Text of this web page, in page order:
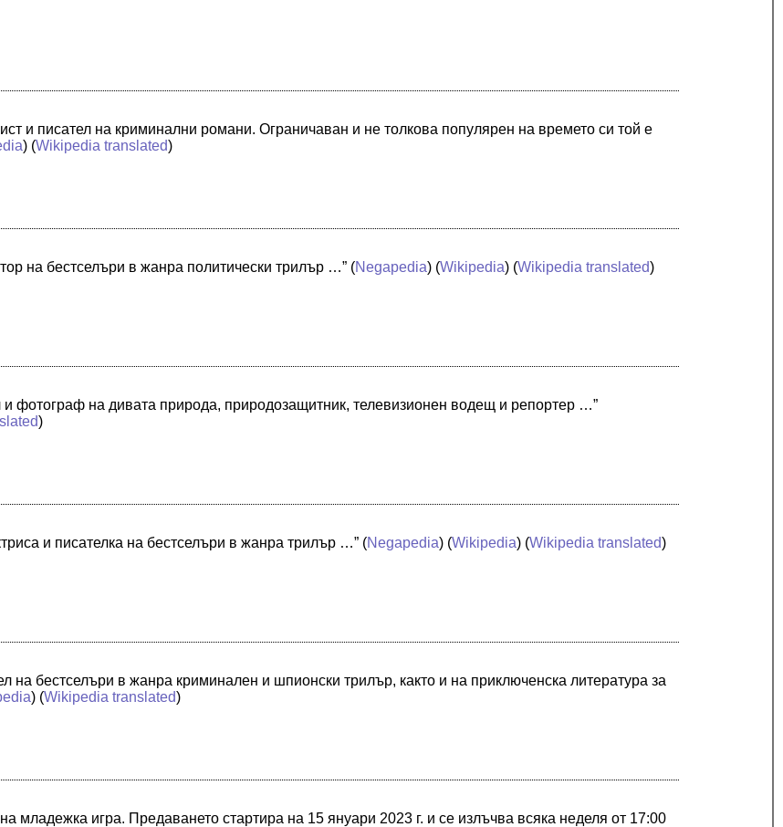
и писател на криминални романи. Ограничаван и не толкова популярен на времето си той е
) (Wikipedia translated)
на бестселъри в жанра политически трилър …” (Negapedia) (Wikipedia) (Wikipedia translated)
и фотограф на дивата природа, природозащитник, телевизионен водещ и репортер …”
)
и писателка на бестселъри в жанра трилър …” (Negapedia) (Wikipedia) (Wikipedia translated)
на бестселъри в жанра криминален и шпионски трилър, както и на приключенска литература за
) (Wikipedia translated)
младежка игра. Предаването стартира на 15 януари 2023 г. и се излъчва всяка неделя от 17:00